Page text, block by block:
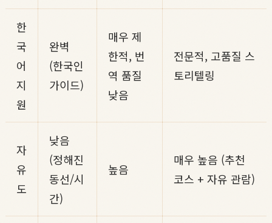
한
국
어
지
원
완벽
(한국인
가이드)
매우 제
한적, 번
역 품질
낮음
전문적, 고품질 스
토리텔링
자
유
도
낮음
(정해진
동선/시
간)
높음
매우 높음 (추천
코스 + 자유 관람)